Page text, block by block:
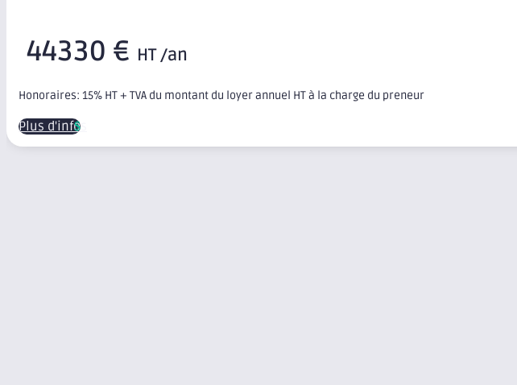
44330 € HT /an
Honoraires: 15% HT + TVA du montant du loyer annuel HT à la charge du preneur
Plus d'infos